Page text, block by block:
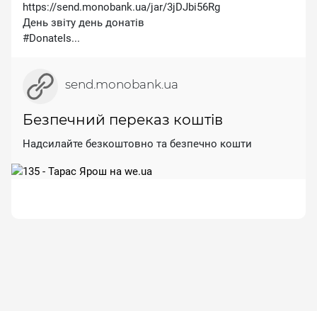
https://send.monobank.ua/jar/3jDJbi56Rg
День звіту день донатів
#DonateIs...
send.monobank.ua
Безпечний переказ коштів
Надсилайте безкоштовно та безпечно кошти